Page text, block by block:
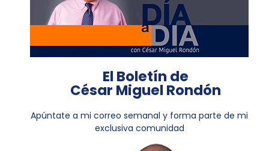
El Boletín de
César Miguel Rondón
Apúntate a mi correo semanal y forma parte de mi
exclusiva comunidad